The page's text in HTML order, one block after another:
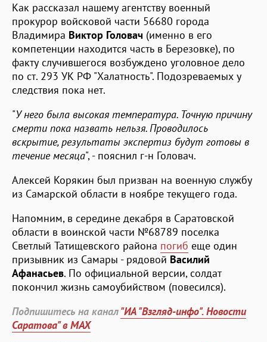
Как рассказал нашему агентству военный
прокурор войсковой части 56680 города
Владимира Виктор Головач (именно в его
компетенции находится часть в Березовке), по
факту случившегося возбуждено уголовное дело
по ст. 293 УК РФ "Халатность". Подозреваемых у
следствия пока нет.
"У него была высокая температура. Точную причину
смерти пока назвать нельзя. Проводилось
вскрытие, результаты экспертиз будут готовы в
течение месяца", - пояснил г-н Головач.
Алексей Корякин был призван на военную службу
из Самарской области в ноябре текущего года.
Напомним, в середине декабря в Саратовской
области в воинской части №68789 поселка
Светлый Татищевского района погиб еще один
призывник из Самары - рядовой Василий
Афанасьев. По официальной версии, солдат
покончил жизнь самоубийством (повесился).
Подпишитесь на канал"ИА "Взгляд-инфо". Новости
Саратова" в MAX